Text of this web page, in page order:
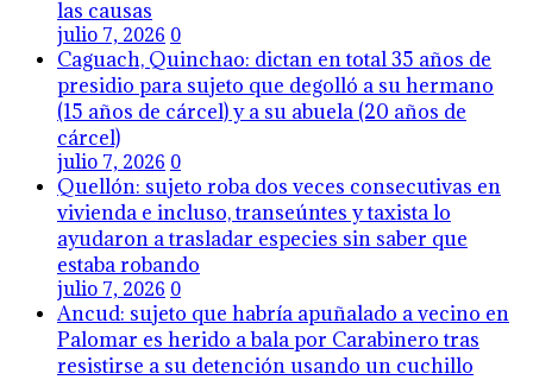
las causas
julio 7, 2026 0
Caguach, Quinchao: dictan en total 35 años de
presidio para sujeto que degolló a su hermano
(15 años de cárcel) y a su abuela (20 años de
cárcel)
julio 7, 2026 0
Quellón: sujeto roba dos veces consecutivas en
vivienda e incluso, transeúntes y taxista lo
ayudaron a trasladar especies sin saber que
estaba robando
julio 7, 2026 0
Ancud: sujeto que habría apuñalado a vecino en
Palomar es herido a bala por Carabinero tras
resistirse a su detención usando un cuchillo